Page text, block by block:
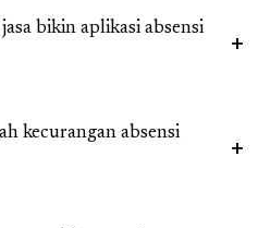
bikin aplikasi absensi
kecurangan absensi